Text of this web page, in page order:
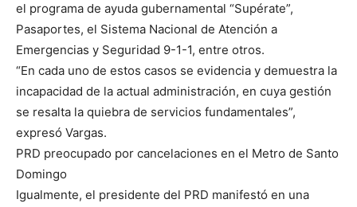
el programa de ayuda gubernamental “Supérate”,
Pasaportes, el Sistema Nacional de Atención a
Emergencias y Seguridad 9-1-1, entre otros.
“En cada uno de estos casos se evidencia y demuestra la
incapacidad de la actual administración, en cuya gestión
se resalta la quiebra de servicios fundamentales”,
expresó Vargas.
PRD preocupado por cancelaciones en el Metro de Santo
Domingo
Igualmente, el presidente del PRD manifestó en una